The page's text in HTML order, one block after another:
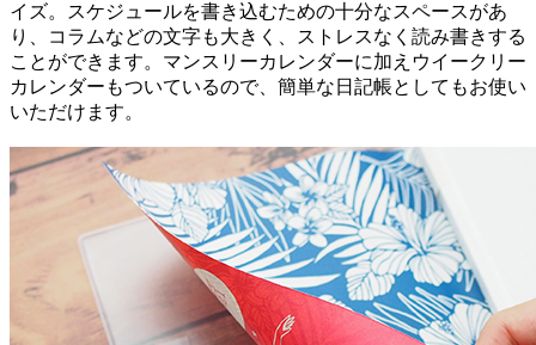
イズ。スケジュールを書き込むための十分なスペースがあ
り、コラムなどの文字も大きく、ストレスなく読み書きする
ことができます。マンスリーカレンダーに加えウイークリー
カレンダーもついているので、簡単な日記帳としてもお使い
いただけます。